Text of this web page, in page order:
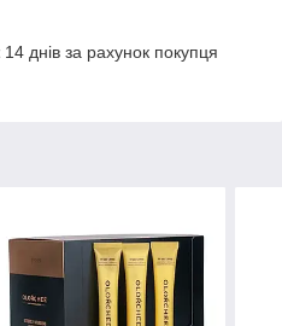
днів за рахунок покупця